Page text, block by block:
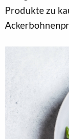
Produkte zu